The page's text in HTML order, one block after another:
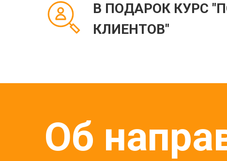
В ПОДАРОК КУРС
КЛИЕНТОВ"
Об